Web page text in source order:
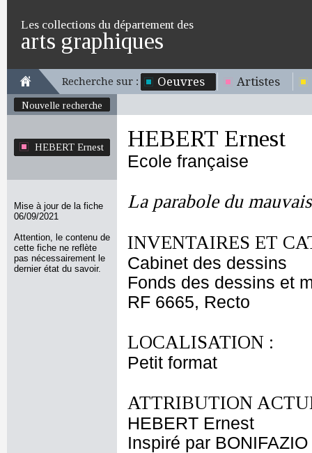
Les collections du département des
arts graphiques
Recherche sur : Oeuvres Artistes
Nouvelle recherche
HEBERT Ernest
Mise à jour de la fiche
06/09/2021
Attention, le contenu de
cette fiche ne reflète
pas nécessairement le
dernier état du savoir.
HEBERT Ernest
Ecole française
La parabole du
INVENTAIRES ET
Cabinet des dessins
Fonds des dessins et
RF 6665, Recto
LOCALISATION :
Petit format
ATTRIBUTION
HEBERT Ernest
Inspiré par